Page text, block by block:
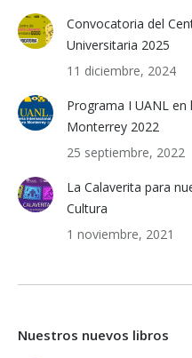
Convocatoria del
Universitaria 2025
11 diciembre, 2024
Programa I UANL
Monterrey 2022
25 septiembre, 2022
La Calaverita para
Cultura
1 noviembre, 2021
Nuestros nuevos libros